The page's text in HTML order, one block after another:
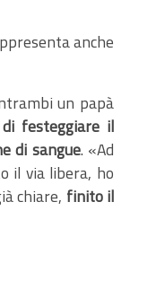
anche
un papà
festeggiare il
di sangue. «Ad
il via libera, ho
chiare, finito il